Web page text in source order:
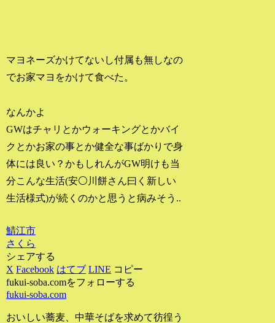
マヨネーズかけてないし付属も無しなの
でお家マヨをかけて食べた。
なんかよ
GWはチャリとかウォーキングとかバイ
クとかお家の事とか健全な事ばかりで身
体には良い？かもしれんがGW明けも当
分こんな生活(安⚪川餅さん曰く新しい
生活様式)が続くのかと思うと病みそう..
鯖江市
さくら
シェアする
X Facebook はてブ LINE コピー
fukui-soba.comをフォローする
fukui-soba.com
おいしい蕎麦、中華そばを求めて彷徨う